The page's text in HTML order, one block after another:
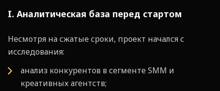
I. Аналитическая база перед стартом
Несмотря на сжатые сроки, проект начался с
исследования:
анализ конкурентов в сегменте SMM и
креативных агентств;